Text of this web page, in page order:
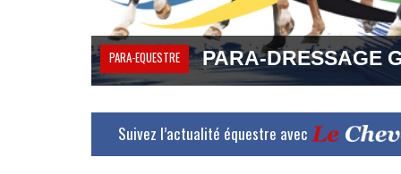
PARA-EQUESTRE PARA-DRESSAGE
Suivez l’actualité équestre avec